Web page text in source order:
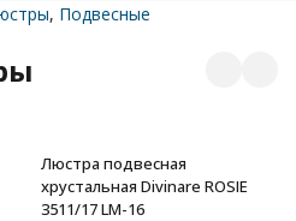
, Подвесные
Люстра подвесная
хрустальная Divinare ROSIE
3511/17 LM-16